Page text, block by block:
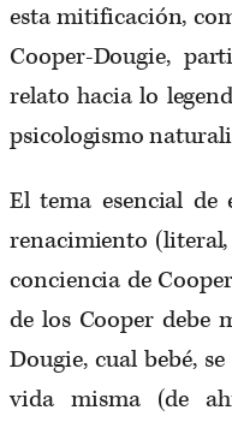
esta mitificación,
Cooper-Dougie,
relato hacia lo
psicologismo
El tema esencial de
renacimiento
conciencia de
de los Cooper debe
Dougie, cual bebé,
vida misma (de